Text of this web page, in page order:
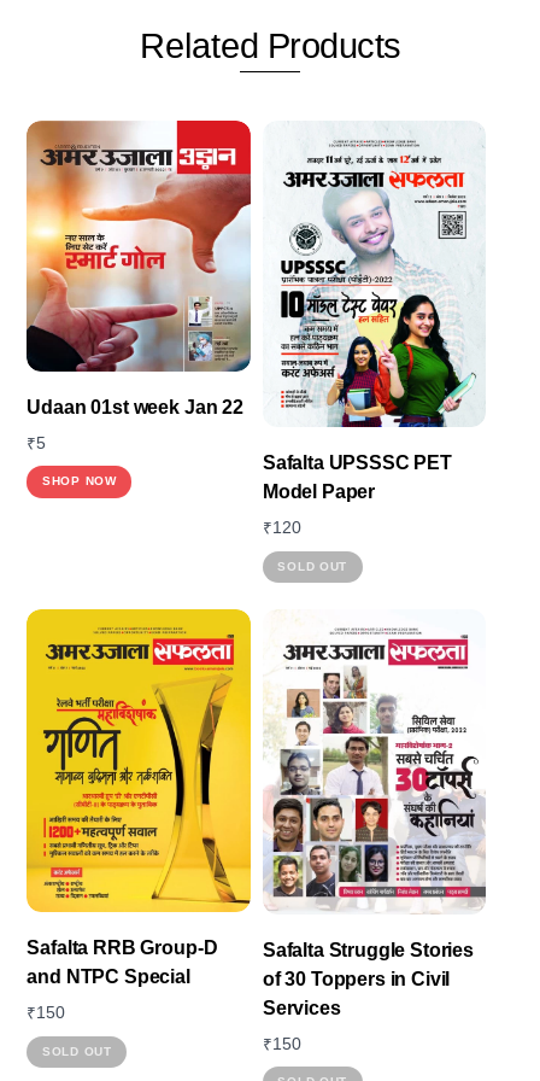
Related Products
Udaan 01st week Jan 22
₹5
SHOP NOW
Safalta UPSSSC PET
Model Paper
₹120
SOLD OUT
has
multiple
variants.
The
options
may
be
chosen
on
product
page
Safalta RRB Group-D
and NTPC Special
₹150
SOLD OUT
Safalta Struggle Stories
of 30 Toppers in Civil
Services
₹150